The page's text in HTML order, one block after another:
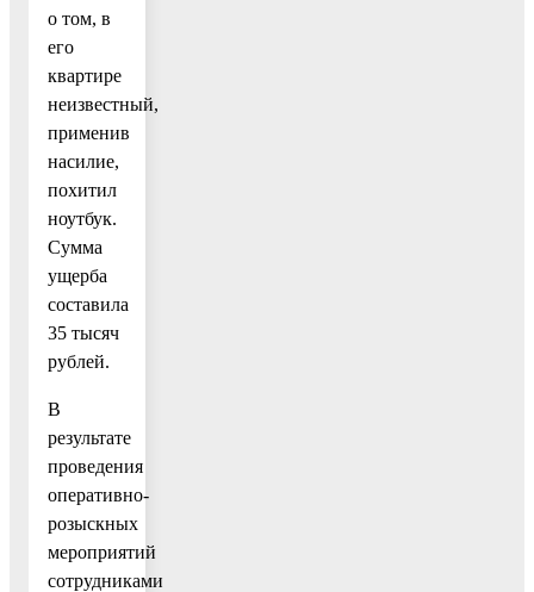
о том, в
его
квартире
неизвестный,
применив
насилие,
похитил
ноутбук.
Сумма
ущерба
составила
35 тысяч
рублей.
В
результате
проведения
оперативно-
розыскных
мероприятий
сотрудниками